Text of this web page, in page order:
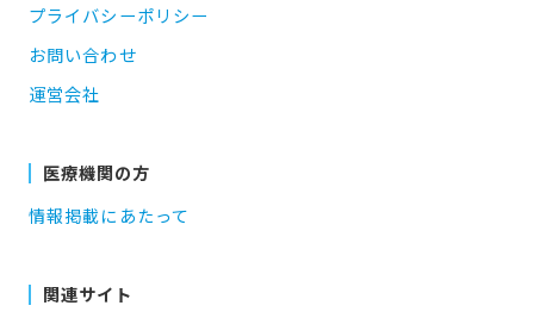
プライバシーポリシー
お問い合わせ
運営会社
医療機関の方
情報掲載にあたって
関連サイト